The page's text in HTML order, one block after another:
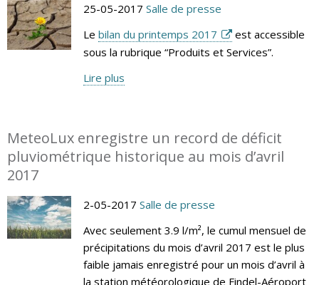
25-05-2017 Salle de presse
Le bilan du printemps 2017
est accessible
sous la rubrique “Produits et Services”.
Lire plus
MeteoLux enregistre un record de déficit
pluviométrique historique au mois d’avril
2017
2-05-2017 Salle de presse
Avec seulement 3.9 l/m², le cumul mensuel de
précipitations du mois d’avril 2017 est le plus
faible jamais enregistré pour un mois d’avril à
la station météorologique de Findel-Aéroport